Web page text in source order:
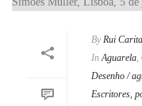
By Rui Carita
In Aguarela,
Desenho /
Escritores,